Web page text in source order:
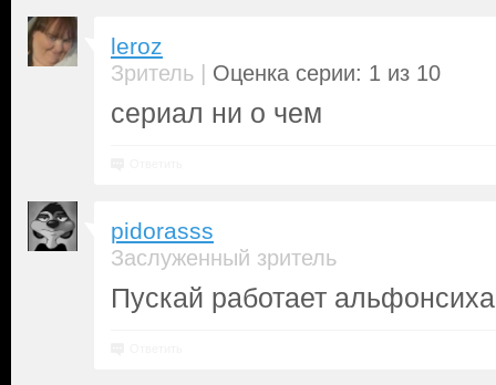
leroz
Зритель | Оценка серии: 1 из 10
сериал ни о чем
pidorasss
Заслуженный зритель
Пускай работает альфонсиха